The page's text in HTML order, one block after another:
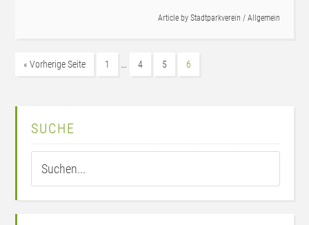
Article by Stadtparkverein / Allgemein
« Vorherige Seite 1 … 4 5 6
SUCHE